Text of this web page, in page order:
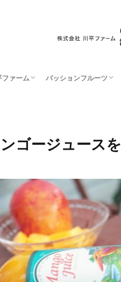
ファーム パッションフルーツ
ゴージュース